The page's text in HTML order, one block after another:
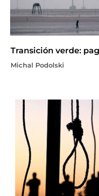
Transición verde:
Michal Podolski